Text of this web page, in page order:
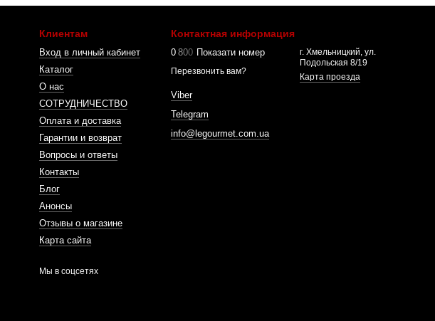
Клиентам
Вход в личный кабинет
Каталог
О нас
СОТРУДНИЧЕСТВО
Оплата и доставка
Гарантии и возврат
Вопросы и ответы
Контакты
Блог
Анонсы
Отзывы о магазине
Карта сайта
Мы в соцсетях
Контактная информация
0 800 Показати номер
Перезвонить вам?
Viber
Telegram
info@legourmet.com.ua
г. Хмельницкий, ул.
Подольская 8/19
Карта проезда